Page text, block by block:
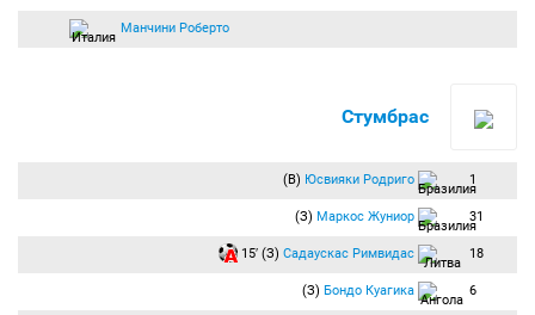
Манчини Роберто
Стумбрас
(В) Юсвияки Родриго 1
(З) Маркос Жуниор 31
15′ (З) Садаускас Римвидас 18
(З) Бондо Куагика 6